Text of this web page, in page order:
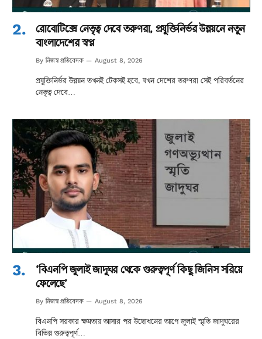
রোবোটিক্সে নেতৃত্ব দেবে তরুণরা, প্রযুক্তিনির্ভর উন্নয়নে নতুন
বাংলাদেশের স্বপ্ন
By নিজস্ব প্রতিবেদক August 8, 2026
প্রযুক্তিনির্ভর উন্নয়ন তখনই টেকসই হবে, যখন দেশের তরুণরা সেই পরিবর্তনের
নেতৃত্ব দেবে…
‘বিএনপি জুলাই জাদুঘর থেকে গুরুত্বপূর্ণ কিছু জিনিস সরিয়ে
ফেলেছে’
By নিজস্ব প্রতিবেদক August 8, 2026
বিএনপি সরকার ক্ষমতায় আসার পর উদ্বোধনের আগে জুলাই স্মৃতি জাদুঘরের
বিভিন্ন গুরুত্বপূর্ণ…